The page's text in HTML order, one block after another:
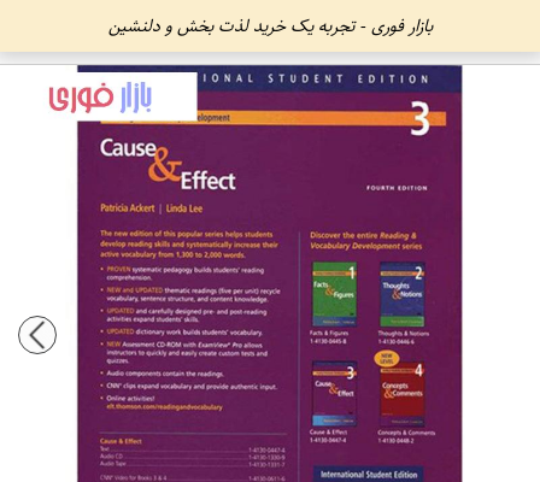
بازار فوری - تجربه یک خرید لذت بخش و دلنشین